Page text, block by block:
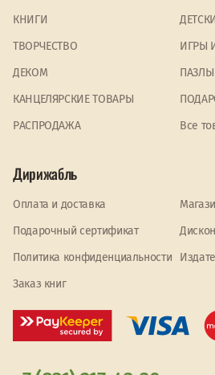
КНИГИ
ТВОРЧЕСТВО
ИГРЫ
ДЕКОМ
ПАЗЛЫ
КАНЦЕЛЯРСКИЕ ТОВАРЫ
PАСПРОДАЖА
Все
Дирижабль
Оплата и доставка
Подарочный сертификат
Политика конфиденциальности
Заказ книг